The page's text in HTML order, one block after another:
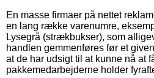
En masse firmaer på nettet
en lang række varenumre,
Lysegrå (strækbukser), som
handlen gemmenføres før et
at de har udsigt til at kunne nå at
pakkemedarbejderne holder